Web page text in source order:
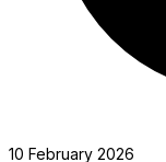
10 February 2026